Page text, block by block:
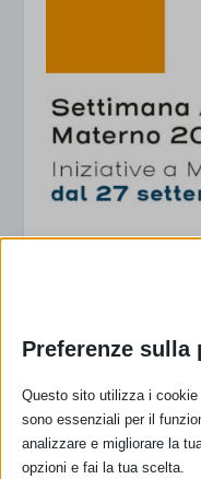
RISPONDI
Preferenze sulla
Questo sito utilizza i cookie
sono essenziali per il
analizzare e migliorare la
opzioni e fai la tua scelta.